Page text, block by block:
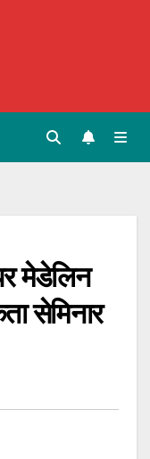
मेडेलिन
सेमिनार